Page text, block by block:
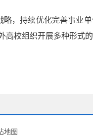
，持续优化完善事业单
高校组织开展多种形式
地图